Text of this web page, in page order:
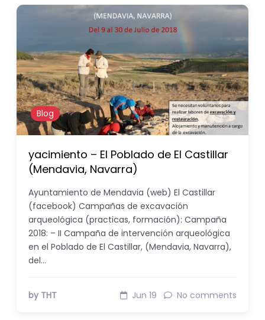
Blog
yacimiento – El Poblado de El Castillar
(Mendavia, Navarra)
Ayuntamiento de Mendavia (web) El Castillar
(facebook) Campañas de excavación
arqueológica (practicas, formación): Campaña
2018: – II Campaña de intervención arqueológica
en el Poblado de El Castillar, (Mendavia, Navarra),
del…
by THT Jun 19 No comments